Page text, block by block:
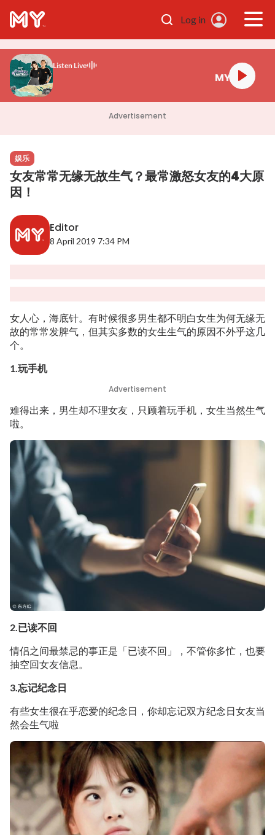
Log in
Listen Live
Like That
Advertisement
娱乐
女友常常无缘无故生气？最常激怒女友的4大原
因！
Editor
8 April 2019 7:34 PM
女人心，海底针。有时候很多男生都不明白女生为何无缘无
故的常常发脾气，但其实多数的女生生气的原因不外乎这几
个。
1.玩手机
Advertisement
难得出来，男生却不理女友，只顾着玩手机，女生当然生气
啦。
2.已读不回
情侣之间最禁忌的事正是「已读不回」，不管你多忙，也要
抽空回女友信息。
3.忘记纪念日
有些女生很在乎恋爱的纪念日，你却忘记双方纪念日女友当
然会生气啦